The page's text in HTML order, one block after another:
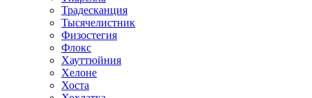
Традесканция
Тысячелистник
Физостегия
Флокс
Хауттюйния
Хелоне
Хоста